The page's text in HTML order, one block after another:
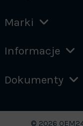
Marki
Informacje
Dokumenty
© 2026